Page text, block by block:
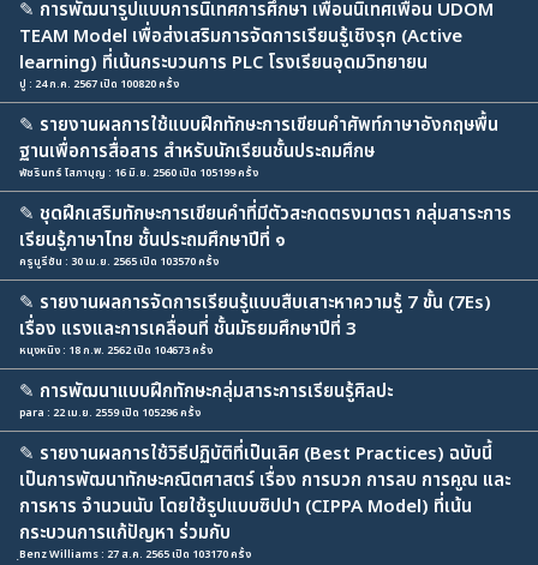
✎ การพัฒนารูปแบบการนิเทศการศึกษา เพื่อนนิเทศเพื่อน UDOM
TEAM Model เพื่อส่งเสริมการจัดการเรียนรู้เชิงรุก (Active
learning) ที่เน้นกระบวนการ PLC โรงเรียนอุดมวิทยายน
ปู : 24 ก.ค. 2567 เปิด 100820 ครั้ง
✎ รายงานผลการใช้แบบฝึกทักษะการเขียนคำศัพท์ภาษาอังกฤษพื้น
ฐานเพื่อการสื่อสาร สำหรับนักเรียนชั้นประถมศึกษ
พัชรินทร์ โสภาบุญ : 16 มิ.ย. 2560 เปิด 105199 ครั้ง
✎ ชุดฝึกเสริมทักษะการเขียนคำที่มีตัวสะกดตรงมาตรา กลุ่มสาระการ
เรียนรู้ภาษาไทย ชั้นประถมศึกษาปีที่ ๑
ครูนูรีซัน : 30 เม.ย. 2565 เปิด 103570 ครั้ง
✎ รายงานผลการจัดการเรียนรู้แบบสืบเสาะหาความรู้ 7 ขั้น (7Es)
เรื่อง แรงและการเคลื่อนที่ ชั้นมัธยมศึกษาปีที่ 3
หนุงหนิง : 18 ก.พ. 2562 เปิด 104673 ครั้ง
✎ การพัฒนาแบบฝึกทักษะกลุ่มสาระการเรียนรู้ศิลปะ
para : 22 เม.ย. 2559 เปิด 105296 ครั้ง
✎ รายงานผลการใช้วิธีปฏิบัติที่เป็นเลิศ (Best Practices) ฉบับนี้
เป็นการพัฒนาทักษะคณิตศาสตร์ เรื่อง การบวก การลบ การคูณ และ
การหาร จำนวนนับ โดยใช้รูปแบบซิปปา (CIPPA Model) ที่เน้น
กระบวนการแก้ปัญหา ร่วมกับ
ฺBenz Williams : 27 ส.ค. 2565 เปิด 103170 ครั้ง